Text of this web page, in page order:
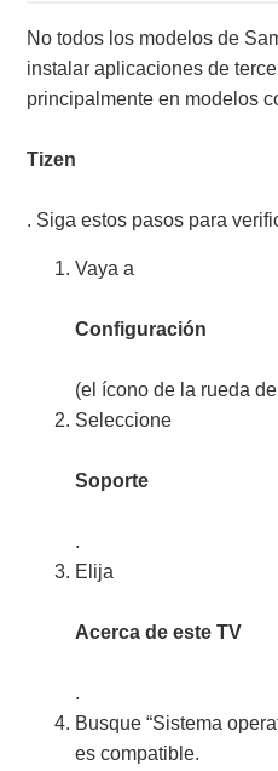
No todos los modelos de
instalar aplicaciones de
principalmente en modelos
Tizen
. Siga estos pasos para
Vaya a
Configuración
(el ícono de la rueda
Seleccione
Soporte
.
Elija
Acerca de este TV
.
Busque “Sistema
es compatible.